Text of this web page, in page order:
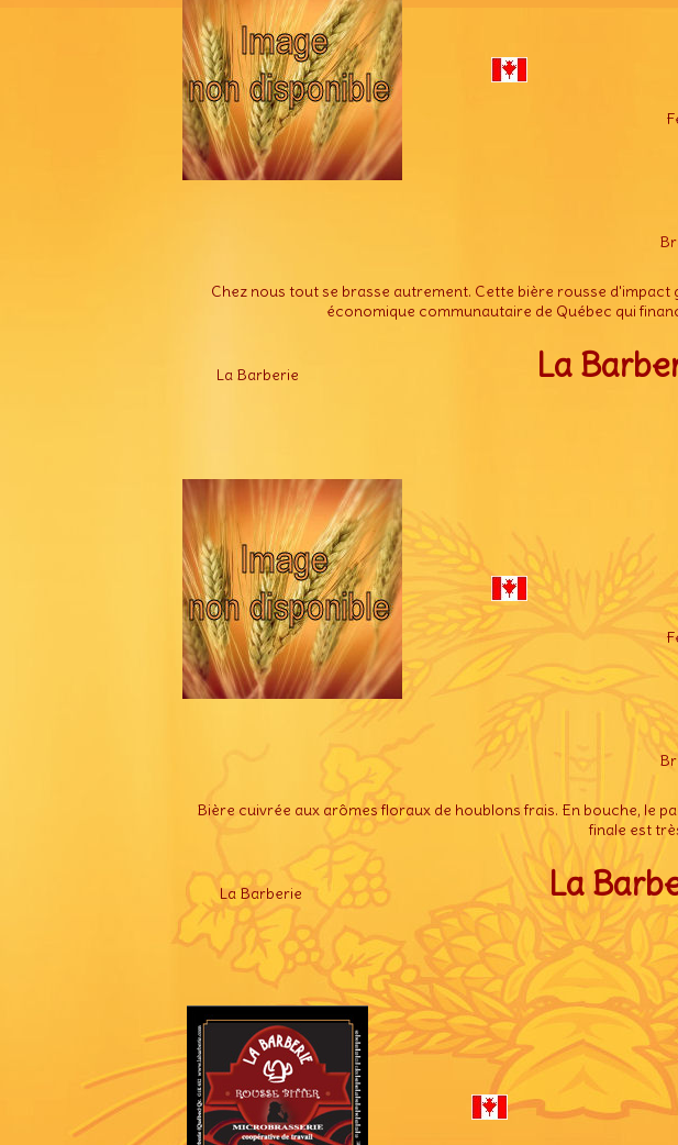
Chez nous tout se brasse autrement. Cette bière rousse
économique communautaire de Québec qui
La Barberie La
Bière cuivrée aux arômes floraux de houblons frais. En bouche, le
finale est
La Barberie La